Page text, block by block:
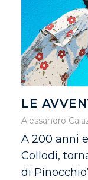
LE
Alessandro
A 200 anni
Collodi,
di